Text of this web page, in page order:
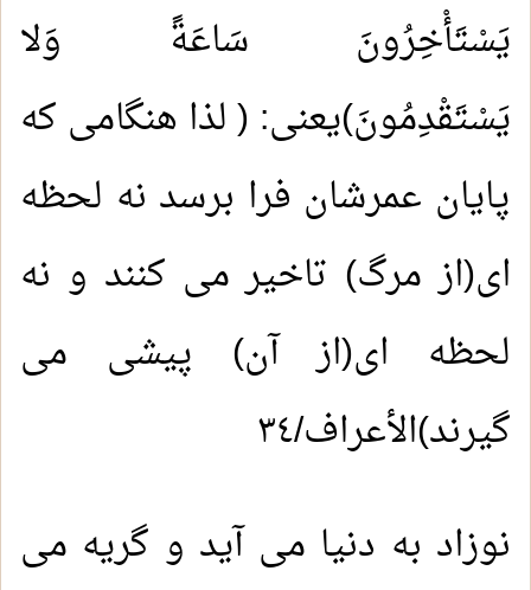
يَسْتَأْخِرُونَ سَاعَةً وَلا
يَسْتَقْدِمُونَ)یعنی: ( لذا هنگامی که
پایان عمرشان فرا برسد نه لحظه
ای(از مرگ) تاخیر می کنند و نه
لحظه ای(از آن) پیشی می
گیرند)الأعراف/٣٤
نوزاد به دنیا می آید و گریه می